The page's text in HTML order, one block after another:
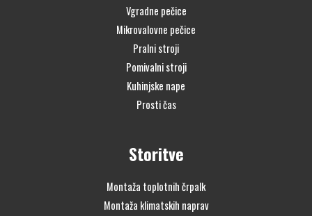
Vgradne pečice
Mikrovalovne pečice
Pralni stroji
Pomivalni stroji
Kuhinjske nape
Prosti čas
Storitve
Montaža toplotnih črpalk
Montaža klimatskih naprav